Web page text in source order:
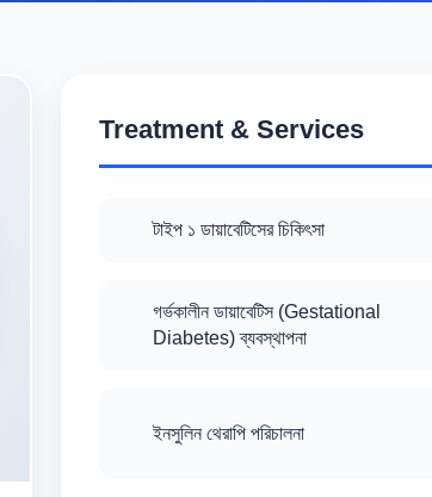
Treatment & Services
টাইপ ১ ডায়াবেটিসের চিকিৎসা
গর্ভকালীন ডায়াবেটিস (Gestational
Diabetes) ব্যবস্থাপনা
ইনসুলিন থেরাপি পরিচালনা